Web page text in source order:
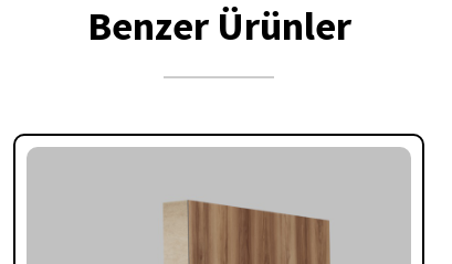
Benzer Ürünler